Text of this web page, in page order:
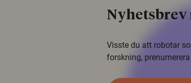
Visste du att robotar
forskning,